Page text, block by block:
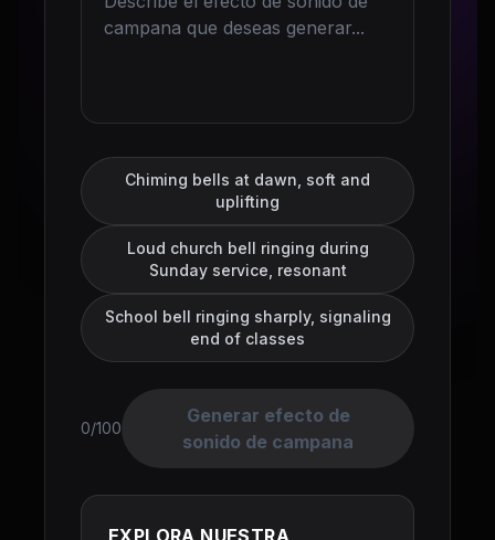
Chiming bells at dawn, soft and
uplifting
Loud church bell ringing during
Sunday service, resonant
School bell ringing sharply, signaling
end of classes
0/100
Generar efecto de
sonido de campana
EXPLORA NUESTRA